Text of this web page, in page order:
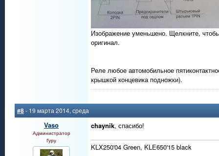
Изображение уменьшено. Щелкните,
оригинал.
Реле любое автомобильное
крышкой концевика подножки).
#8- 19 марта 2014, среда
Vaso
Администратор
Гуру
chaynik, спасибо!
KLX250'04 Green, KLE650'15 black